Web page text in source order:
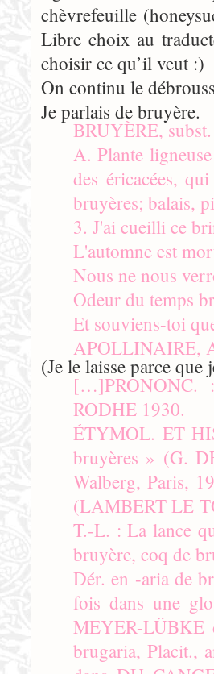
chèvrefeuille
Libre choix au
choisir ce qu’il veut :)
On continu le
Je parlais de bruyère.
BRUYÈRE,
A. Plante
des éricacées,
bruyères; balais,
3. J'ai cueilli ce
L'automne est
Nous ne nous
Odeur du temps
Et souviens-toi
APOLLINAIRE,
(Je le laisse parce que
RODHE 1930.
ÉTYMOL. ET
bruyères » (G.
Walberg, Paris,
(LAMBERT LE
T.-L. : La lance
bruyère, coq de
Dér. en -aria de
fois dans une
MEYER-LÜBKE
brugaria, Placit.,